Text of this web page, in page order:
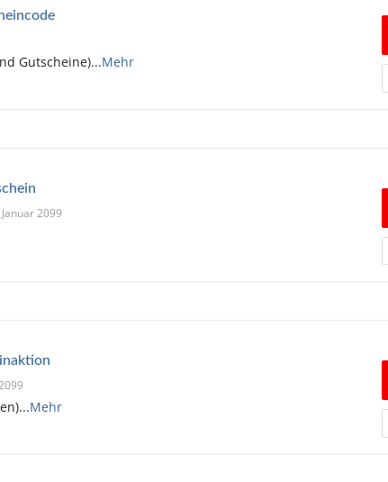
Gutscheine)...Mehr
2099
...Mehr